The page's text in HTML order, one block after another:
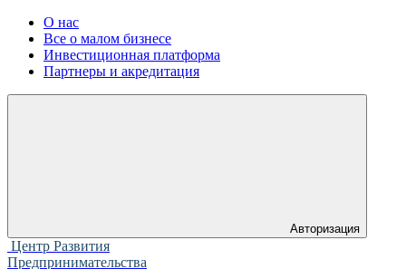
О нас
Все о малом бизнесе
Инвестиционная платформа
Партнеры и акредитация
Авторизация
Центр Развития
Предпринимательства